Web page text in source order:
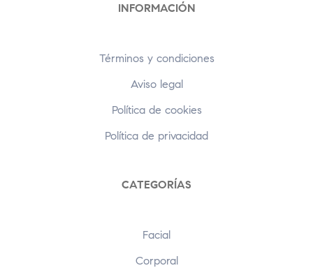
INFORMACIÓN
Términos y condiciones
Aviso legal
Política de cookies
Política de privacidad
CATEGORÍAS
Facial
Corporal